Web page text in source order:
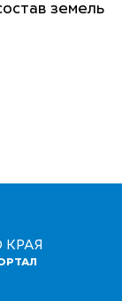
земель
КРАЯ